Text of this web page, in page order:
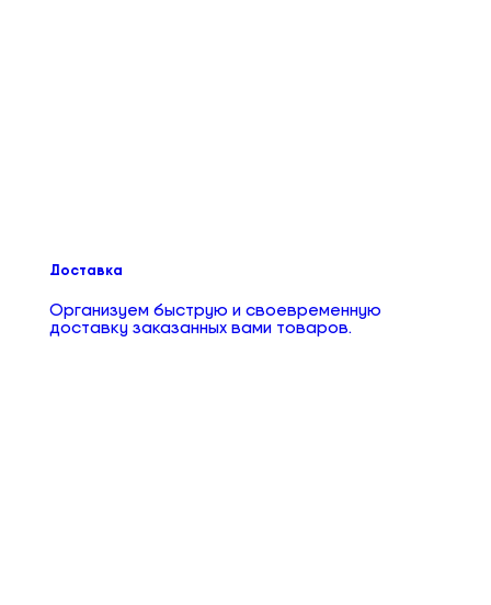
Доставка
Организуем быструю и своевременную
доставку заказанных вами товаров.